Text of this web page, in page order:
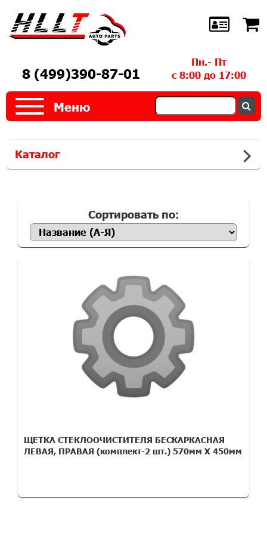
8 (499)390-87-01
Пн.- Пт
с 8:00 до 17:00
Меню
Каталог
Сортировать по:
ЩЕТКА СТЕКЛООЧИСТИТЕЛЯ БЕСКАРКАСНАЯ
ЛЕВАЯ, ПРАВАЯ (комплект-2 шт.) 570мм Х 450мм